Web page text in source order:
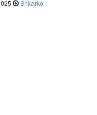
Shkarko